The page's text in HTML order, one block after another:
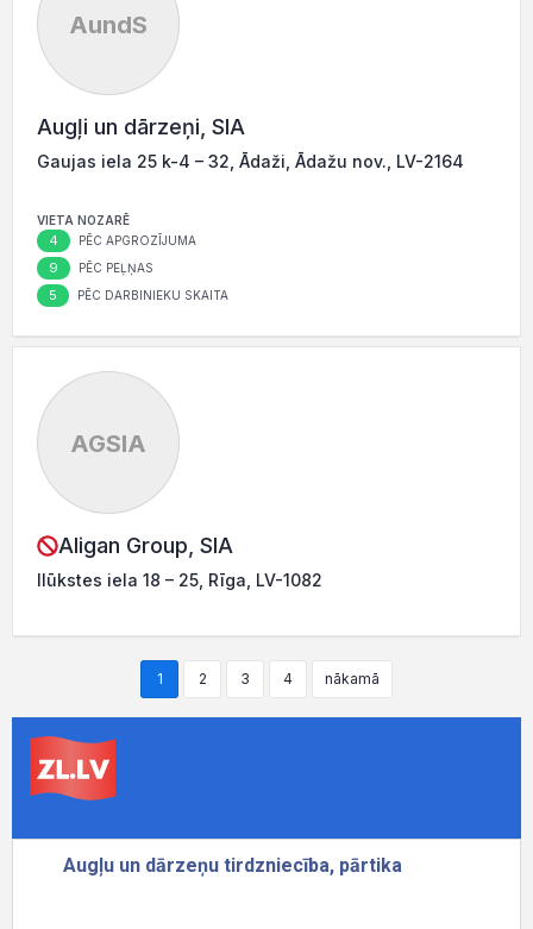
AundS
Augļi un dārzeņi, SIA
Gaujas iela 25 k-4 – 32, Ādaži, Ādažu nov., LV-2164
VIETA NOZARĒ
4 PĒC APGROZĪJUMA
9 PĒC PEĻŅAS
5 PĒC DARBINIEKU SKAITA
AGSIA
Aligan Group, SIA
Ilūkstes iela 18 – 25, Rīga, LV-1082
1 2 3 4 nākamā